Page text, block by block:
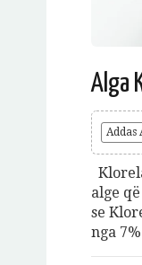
Alga
Addas
alge
se
nga